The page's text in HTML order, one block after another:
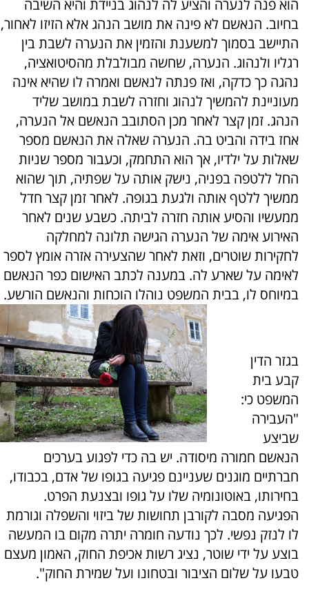
הוא פנה לנערה והציע לה לנהוג בניידת והיא השיבה
בחיוב. הנאשם לא פינה את מושב הנהג אלא הזיזו לאחור,
התיישב בסמוך למשענת והזמין את הנערה לשבת בין
רגליו ולנהוג. הנערה, שחשה מבולבלת מהסיטואציה,
נהגה כך כדקה, ואז פנתה לנאשם ואמרה לו שהיא אינה
מעוניינת להמשיך לנהוג וחזרה לשבת במושב שליד
הנהג. זמן קצר לאחר מכן הסתובב הנאשם אל הנערה,
אחז בידה והביט בה. הנערה שאלה את הנאשם מספר
שאלות על ילדיו, אך הוא התחמק, וכעבור מספר שניות
החל ללטפה בפניה, נישק אותה על שפתיה, תוך שהוא
ממשיך ללטף אותה ולגעת בגופה. לאחר זמן קצר חדל
ממעשיו והסיע אותה חזרה לביתה. כשבע שנים לאחר
האירוע אימה של הנערה הגישה תלונה למחלקה
לחקירותשוטרים, וזאת לאחר שהצעירה אזרה אומץ לספר
לאימה על שארע לה. במענה לכתב האישום כפר הנאשם
במיוחס לו, בבית המשפט נוהלו הוכחות והנאשם הורשע.
בגזר הדין
קבע בית
המשפט כי:
"העבירה
שביצע
הנאשם חמורה מיסודה. יש בה כדי לפגוע בערכים
חברתיים מוגנים שעניינם פגיעה בגופו של אדם, בכבודו,
בחירותו, באוטונומיה שלו על גופו ובצנעת הפרט.
הפגיעה מסבה לקורבן תחושות של ביזוי והשפלה וגורמת
לו לנזק נפשי. לכך נודעה חומרה יתרה מקום בו המעשה
בוצע על ידי שוטר, נציג רשות אכיפת החוק, האמון מעצם
טבעו על שלום הציבור ובטחונו ועל שמירת החוק".